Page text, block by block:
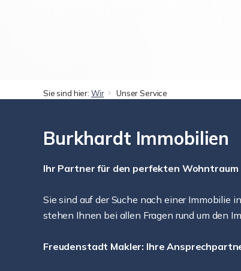
Sie sind hier: Wir Unser Service
Burkhardt Immobilien
Ihr Partner für den perfekten Wohntraum
Sie sind auf der Suche nach einer Immobilie
stehen Ihnen bei allen Fragen rund um den
Freudenstadt Makler: Ihre